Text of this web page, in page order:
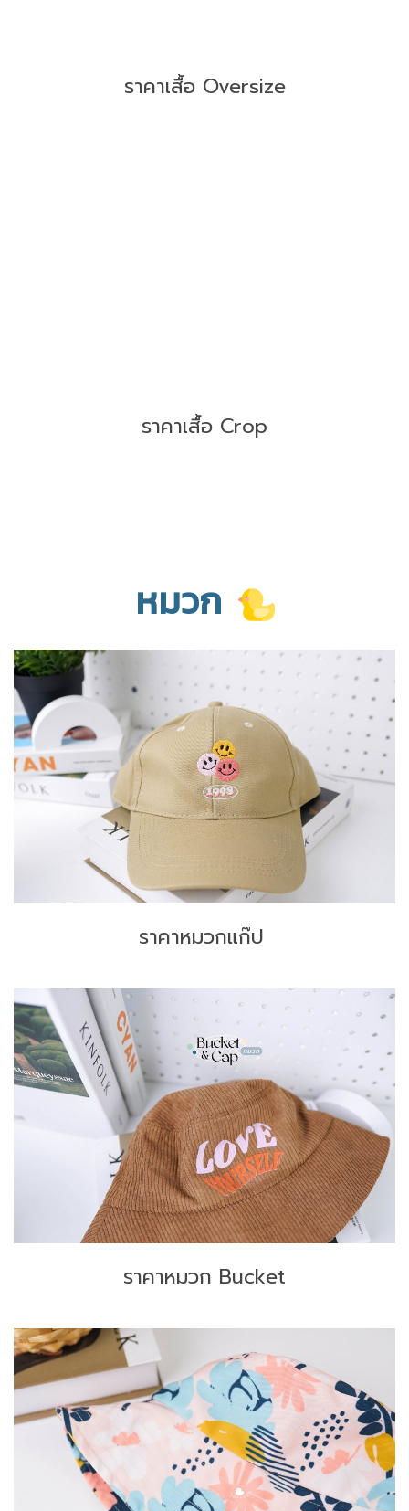
ราคาเสื้อ Oversize
ราคาเสื้อ Crop
หมวก
ราคาหมวกแก๊ป
ราคาหมวก Bucket